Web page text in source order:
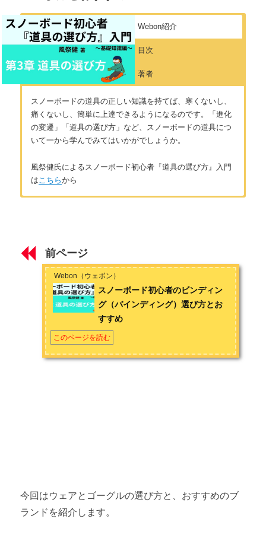
Webon紹介
目次
著者
スノーボードの道具の正しい知識を持てば、寒くないし、
痛くないし、簡単に上達できるようになるのです。「進化
の変遷」「道具の選び方」など、スノーボードの道具につ
いて一から学んでみてはいかがでしょうか。
風祭健氏によるスノーボード初心者『道具の選び方』入門
は こちらから
第1章 主要な道具の基礎知識
スノーボードの板の進化
スノーボードのブーツの進化
スノーボードのビンディング（バインディング）の進化
第2章 身に着ける道具の基礎知識
第3章 道具選びのコツ
憧れてスノーボードを始め、かれこれスノーボーダー歴は約20
年になります。学校を卒業してから一度は会社員になるも、週
末だけのサンデーボーダーでは満足できなくなり転職。JSBAス
ノーボードC級インストラクターの資格を取得。それ以後、冬に
仕事のない農家や土木関係の仕事をし、冬はインストラクター
として山に籠もる生活を送っています。夏場はスケートボード
とサーフィンも始めてしまい、趣味も人生も横滑りばかりで
す。お問い合わせはこちら
前ページ
Webon（ウェボン）
スノーボード初心者のビンディン
グ（バインディング）選び方とお
すすめ
このページを読む
今回はウェアとゴーグルの選び方と、おすすめのブ
ランドを紹介します。